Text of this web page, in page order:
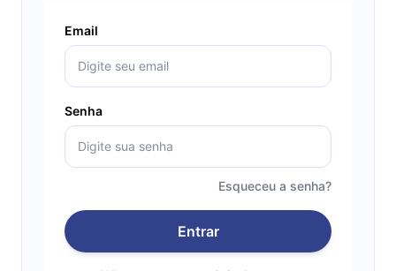
Email
Senha
Esqueceu a senha?
Entrar